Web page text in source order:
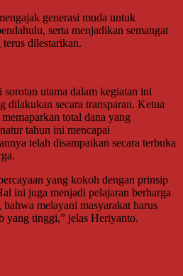
generasi muda untuk
serta menjadikan semangat
dilestarikan.
utama dalam kegiatan ini
dilakukan secara transparan. Ketua
total dana yang
tahun ini mencapai
telah disampaikan secara terbuka
yang kokoh dengan prinsip
ini juga menjadi pelajaran berharga
melayani masyarakat harus
yang tinggi,” jelas Heriyanto.